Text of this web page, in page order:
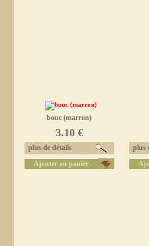
bouc (marron)
3.10 €
plus de détails
Ajouter au panier
plus